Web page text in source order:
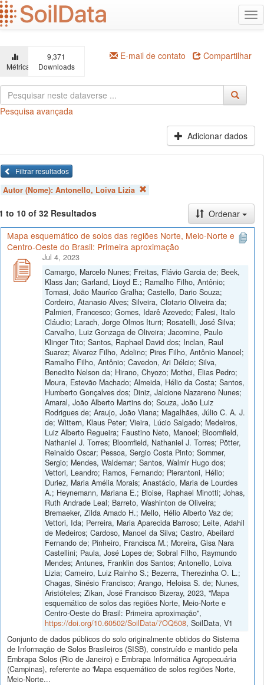
Ir
para
o
principal
Métricas
9,371
Downloads
E-mail de contato Compartilhar
Pesquisa avançada
Adicionar dados
Filtrar resultados
Autor (Nome): Antonello, Loiva Lizia
to 10 of 32 Resultados
Ordenar
Mapa esquemático de solos das regiões Norte, Meio-Norte e
Centro-Oeste do Brasil: Primeira aproximação
Jul 4, 2023
Camargo, Marcelo Nunes; Freitas, Flávio Garcia de; Beek,
Klass Jan; Garland, Lioyd E.; Ramalho Filho, Antônio;
Tomasi, João Mauríco Gralha; Castello, Dario Souza;
Cordeiro, Atanasio Alves; Silveira, Clotario Oliveira da;
Palmieri, Francesco; Gomes, Idarê Azevedo; Falesi, Italo
Cláudio; Larach, Jorge Olmos Iturri; Rosatelli, José Silva;
Carvalho, Luiz Gonzaga de Oliveira; Jacomine, Paulo
Klinger Tito; Santos, Raphael David dos; Inclan, Raul
Suarez; Alvarez Filho, Adelino; Pires Filho, Antônio Manoel;
Ramalho Filho, Antônio; Cavedon, Ari Délcio; Silva,
Benedito Nelson da; Hirano, Chyozo; Mothci, Elias Pedro;
Moura, Estevão Machado; Almeida, Hélio da Costa; Santos,
Humberto Gonçalves dos; Diniz, Jalcione Nazareno Nunes;
Amaral, João Alberto Martins do; Souza, João Luiz
Rodrigues de; Araujo, João Viana; Magalhães, Júlio C. A. J.
de; Wittern, Klaus Peter; Vieira, Lúcio Salgado; Medeiros,
Luiz Alberto Regueira; Faustino Neto, Manoel; Bloomfield,
Nathaniel J. Torres; Bloomfield, Nathaniel J. Torres; Pötter,
Reinaldo Oscar; Pessoa, Sergio Costa Pinto; Sommer,
Sergio; Mendes, Waldemar; Santos, Walmir Hugo dos;
Vettori, Leandro; Ramos, Fernando; Pierantoni, Hélio;
Duriez, Maria Amélia Morais; Anastácio, Maria de Lourdes
A.; Heynemann, Mariana E.; Bloise, Raphael Minotti; Johas,
Ruth Andrade Leal; Barreto, Washinton de Oliveira;
Bremaeker, Zilda Amado H.; Mello, Hélio Alberto Vaz de;
Vettori, Ida; Perreira, Maria Aparecida Barroso; Leite, Adahil
de Medeiros; Cardoso, Manoel da Silva; Castro, Abeilard
Fernando de; Pinheiro, Francisca M.; Moreira, Gisa Nara
Castellini; Paula, José Lopes de; Sobral Filho, Raymundo
Mendes; Antunes, Franklin dos Santos; Antonello, Loiva
Lizia; Carneiro, Luiz Rainho S.; Bezerra, Therezinha O. L.;
Chagas, Sinésio Francisco; Arango, Heloisa S. de; Nunes,
Aristóteles; Zikan, José Francisco Bizeray, 2023, "Mapa
esquemático de solos das regiões Norte, Meio-Norte e
Centro-Oeste do Brasil: Primeira aproximação",
https://doi.org/10.60502/SoilData/7OQ508, SoilData, V1
Conjunto de dados públicos do solo originalmente obtidos do Sistema
de Informação de Solos Brasileiros (SISB), construído e mantido pela
Embrapa Solos (Rio de Janeiro) e Embrapa Informática Agropecuária
(Campinas), referente ao 'Mapa esquemático de solos regiões Norte,
Meio-Norte...